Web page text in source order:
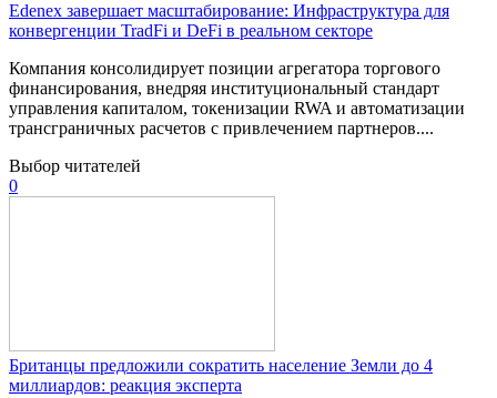
Edenex завершает масштабирование: Инфраструктура для
конвергенции TradFi и DeFi в реальном секторе
Компания консолидирует позиции агрегатора торгового
финансирования, внедряя институциональный стандарт
управления капиталом, токенизации RWA и автоматизации
трансграничных расчетов с привлечением партнеров....
Выбор читателей
0
Британцы предложили сократить население Земли до 4
миллиардов: реакция эксперта